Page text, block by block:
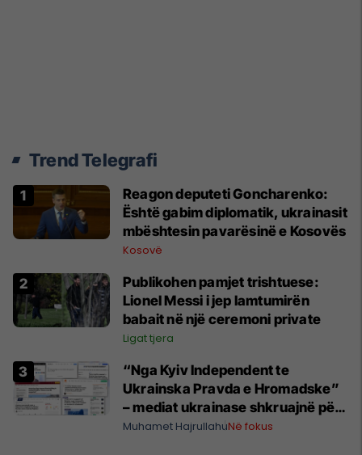
Trend Telegrafi
Reagon deputeti Goncharenko:
Është gabim diplomatik, ukrainasit
mbështesin pavarësinë e Kosovës
Kosovë
Publikohen pamjet trishtuese:
Lionel Messi i jep lamtumirën
babait në një ceremoni private
Ligat tjera
“Nga Kyiv Independent te
Ukrainska Pravda e Hromadske”
– mediat ukrainase shkruajnë për
reagimin e Kosovës ndaj
Muhamet HajrullahuNë fokus